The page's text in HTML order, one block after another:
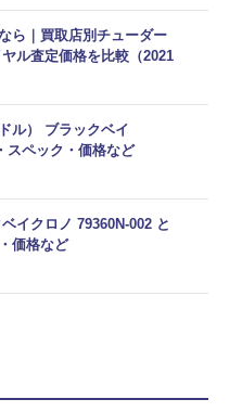
ら｜買取店別チューダー
ヤル査定価格を比較（2021
ル） ブラックベイ
スペック・価格など
イクロノ 79360N-002 と
価格など